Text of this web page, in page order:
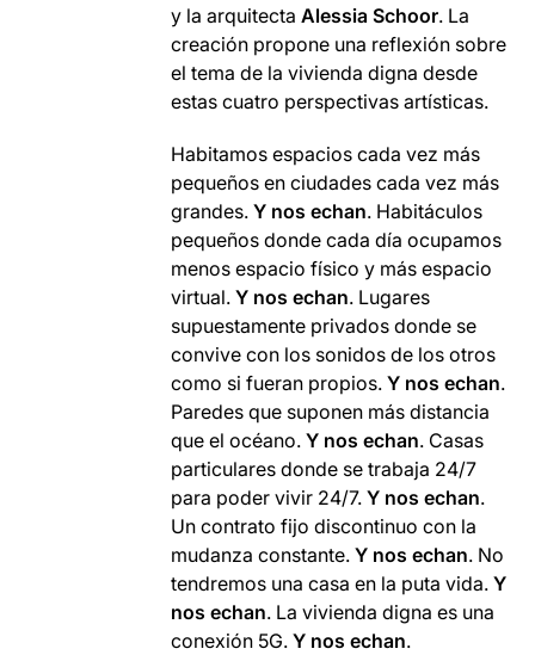
y la arquitecta Alessia Schoor. La
creación propone una reflexión sobre
el tema de la vivienda digna desde
estas cuatro perspectivas artísticas.
Habitamos espacios cada vez más
pequeños en ciudades cada vez más
grandes. Y nos echan. Habitáculos
pequeños donde cada día ocupamos
menos espacio físico y más espacio
virtual. Y nos echan. Lugares
supuestamente privados donde se
convive con los sonidos de los otros
como si fueran propios. Y nos echan.
Paredes que suponen más distancia
que el océano. Y nos echan. Casas
particulares donde se trabaja 24/7
para poder vivir 24/7. Y nos echan.
Un contrato fijo discontinuo con la
mudanza constante. Y nos echan. No
tendremos una casa en la puta vida. Y
nos echan. La vivienda digna es una
conexión 5G. Y nos echan.